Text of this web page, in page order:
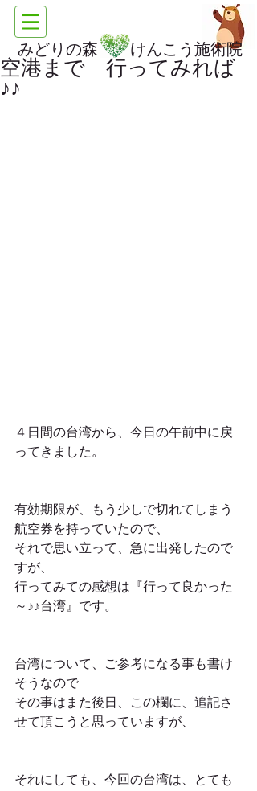
みどりの森 けんこう施術院
空港まで 行ってみれば
♪♪
４日間の台湾から、今日の午前中に戻
ってきました。
有効期限が、もう少しで切れてしまう
航空券を持っていたので、
それで思い立って、急に出発したので
すが、
行ってみての感想は『行って良かった
～♪♪台湾』です。
台湾について、ご参考になる事も書け
そうなので
その事はまた後日、この欄に、追記さ
せて頂こうと思っていますが、
それにしても、今回の台湾は、とても